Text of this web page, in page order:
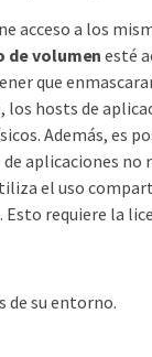
acceso a los
de volumen esté
que
hosts de
Además, es
aplicaciones
el uso
. Esto requiere la
de su entorno.